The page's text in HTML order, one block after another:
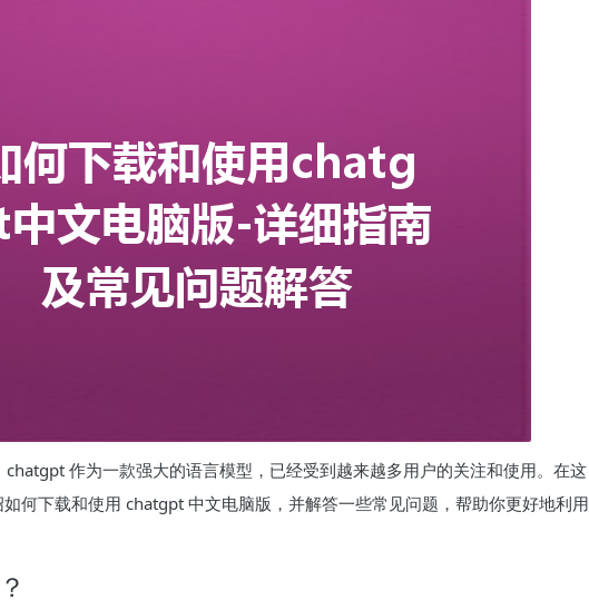
作为一款强大的语言模型，已经受到越来越多用户的关注和使用。在这
何下载和使用 chatgpt 中文电脑版，并解答一些常见问题，帮助你更好地利用